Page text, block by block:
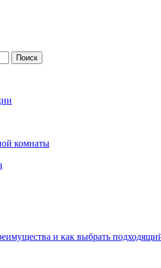
комнаты
и как выбрать